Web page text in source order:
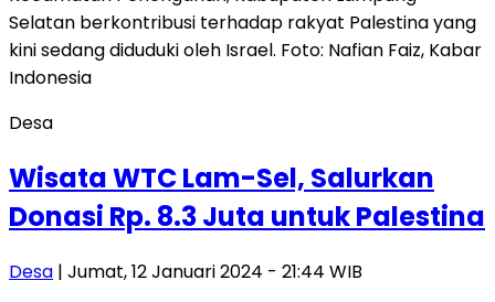
Desa
Wisata WTC Lam-Sel, Salurkan
Donasi Rp. 8.3 Juta untuk Palestina
Desa | Jumat, 12 Januari 2024 - 21:44 WIB